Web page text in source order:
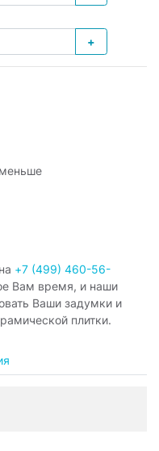
+
+7 (499) 460-56-
Вам время, и наши
Ваши задумки и
плитки.